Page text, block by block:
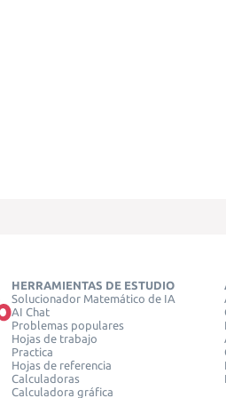
HERRAMIENTAS DE ESTUDIO
Solucionador Matemático de IA
AI Chat
Problemas populares
Hojas de trabajo
Practica
Hojas de referencia
Calculadoras
Calculadora gráfica